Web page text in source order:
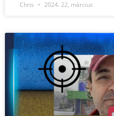
Chris 2024. 22, március